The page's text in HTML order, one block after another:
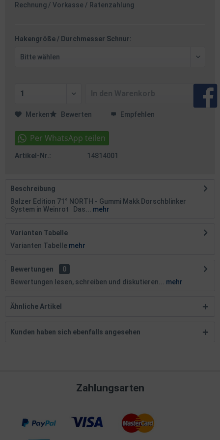
Rechnung / Vorkasse / Ratenzahlung
Hakengröße / Durchmesser Schnur:
Merken Bewerten Empfehlen
Artikel-Nr.: 14814001
Beschreibung
Balzer Edition 71° NORTH - Gummi Makk Dorschblinker
System in Weinrot Das...
mehr
Varianten Tabelle
Varianten Tabelle mehr
Bewertungen
0
Bewertungen lesen, schreiben und diskutieren...
mehr
Ähnliche Artikel
Kunden haben sich ebenfalls angesehen
Zahlungsarten